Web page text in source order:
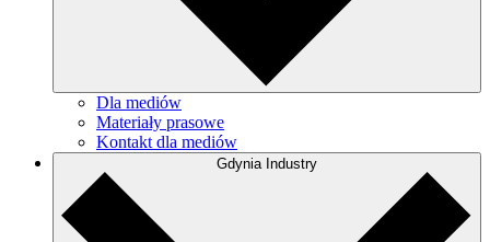
Dla mediów
Materiały prasowe
Kontakt dla mediów
Gdynia Industry